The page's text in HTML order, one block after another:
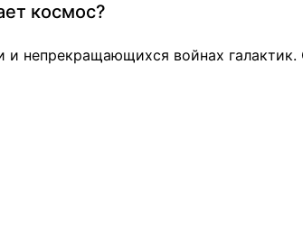
космос?
непрекращающихся войнах